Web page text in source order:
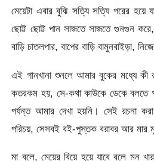
মেয়েটা এবার বুঝি সত্যি সত্যি পরের হয়ে
ছোট্ট ছোট্ট পান সাজতে সাজতে গুনগুন করে,
বাড়ি চাতলপার, বাপের বাড়ি বামুনবাইড়া,
এই গানখানা শুনলে আমার বুকের মধ্যে
কতরকম হয়, সে-কথা কাউকে ডেকে বলতে
পর্যন্ত আমার দেখা হয়নি। সেই রচনা
পরিচয়, সেসবই বই-পুস্তক বরাবর আর মার
মা বলে, মেয়ের বিয়ে হয়ে যাবে বলে মন